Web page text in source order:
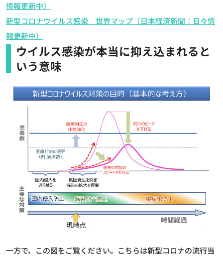
情報更新中）
新型コロナウイルス感染 世界マップ（日本経済新聞：日々情
報更新中）
ウイルス感染が本当に抑え込まれると
いう意味
一方で、この図をご覧ください。こちらは新型コロナの流行当